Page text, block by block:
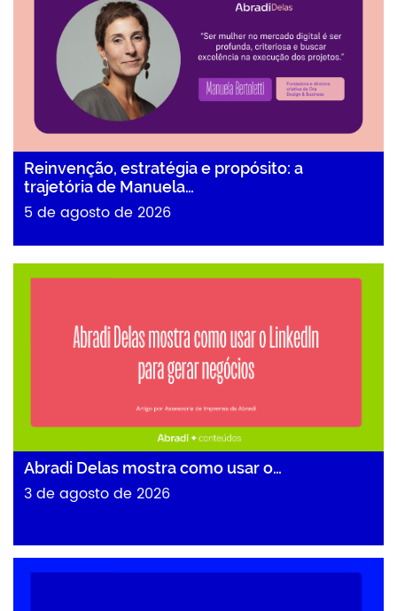
Reinvenção, estratégia e propósito: a
trajetória de Manuela…
5 de agosto de 2026
Abradi Delas mostra como usar o…
3 de agosto de 2026